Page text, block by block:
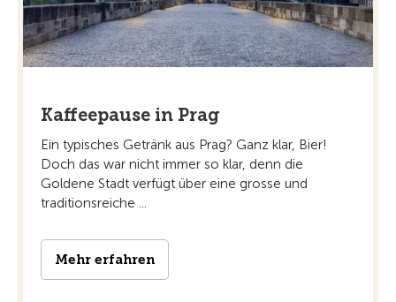
Kaffeepause in Prag
Ein typisches Getränk aus Prag? Ganz klar, Bier!
Doch das war nicht immer so klar, denn die
Goldene Stadt verfügt über eine grosse und
traditionsreiche ...
Mehr erfahren